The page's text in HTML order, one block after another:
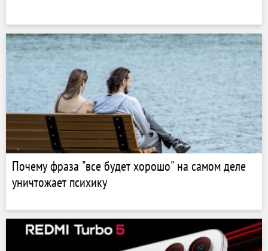
Почему фраза "все будет хорошо" на самом деле
уничтожает психику